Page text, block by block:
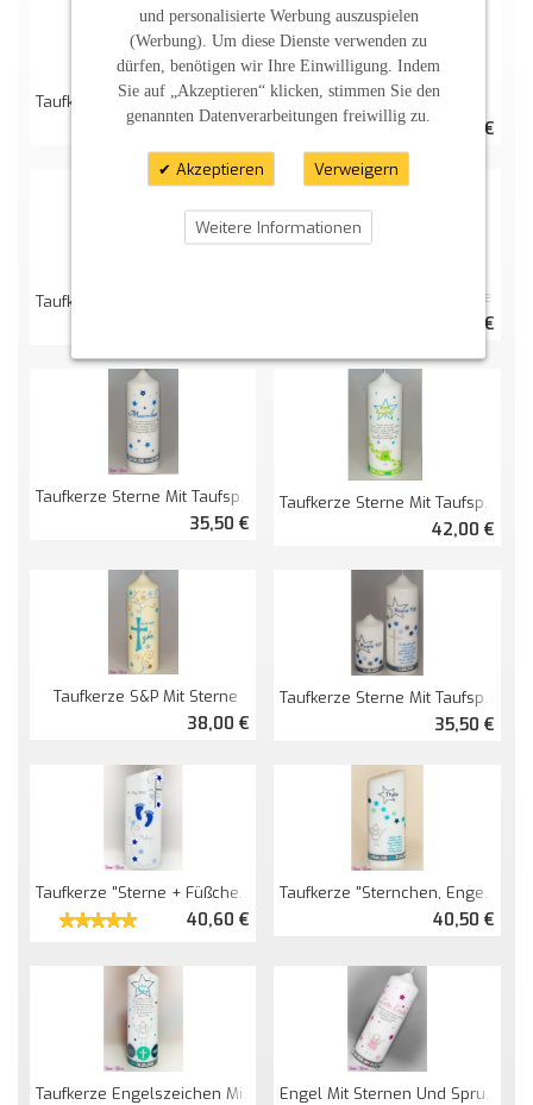
Taufkerze Mit Zeichen Groß Und Sternchen
29,00 €
Taufkerze Sternchen
26,00 €
Taufkerze Mit Zeichen Klein Und Sternchen Taufkerze Sternchen + Engel
29,00 €
Taufkerze Sterne Mit Taufspruch
35,50 €
Taufkerze Sterne Mit Taufspruch Und Engel
42,00 €
Taufkerze S&P Mit Sterne
38,00 €
Taufkerze Sterne Mit Taufspruch
35,50 €
Taufkerze "Sterne + Füßchen" Oval Abg. Perlmutt
40,60 €
Taufkerze "Sternchen, Engel Mit Spruch" Oval Abg.
40,50 €
Taufkerze Engelszeichen Mit Sternen Engel Mit Sternen Und Spruch
und personalisierte Werbung auszuspielen
(Werbung). Um diese Dienste verwenden zu
dürfen, benötigen wir Ihre Einwilligung. Indem
Sie auf „Akzeptieren“ klicken, stimmen Sie den
genannten Datenverarbeitungen freiwillig zu.
Akzeptieren Verweigern
Weitere Informationen